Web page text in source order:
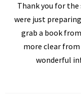
Thank you for the
were just
grab a book
more clear from
wonderful